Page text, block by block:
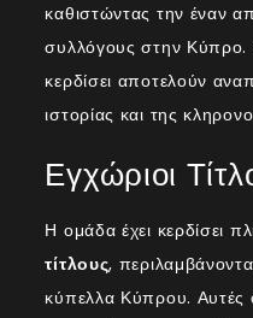
καθιστώντας την έναν
συλλόγους στην Κύπρο.
κερδίσει αποτελούν
ιστορίας και της
Εγχώριοι
Η ομάδα έχει κερδίσει
τίτλους,
κύπελλα Κύπρου. Αυτές